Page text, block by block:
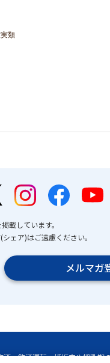
類
載しています。
ェア)はご遠慮ください。
メルマガ